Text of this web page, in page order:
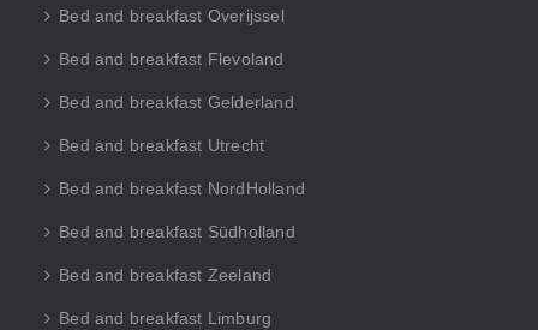
Bed and breakfast Overijssel
Bed and breakfast Flevoland
Bed and breakfast Gelderland
Bed and breakfast Utrecht
Bed and breakfast NordHolland
Bed and breakfast Südholland
Bed and breakfast Zeeland
Bed and breakfast Limburg